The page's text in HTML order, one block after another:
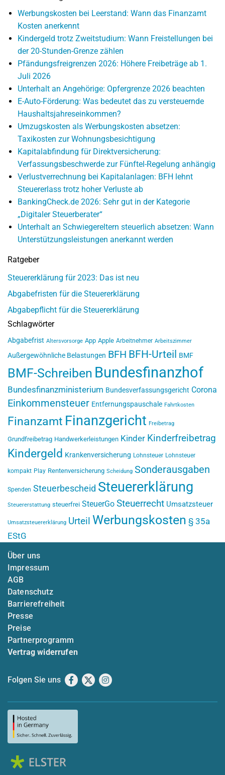
Werbungskosten bei Leerstand: Wann das Finanzamt
Kosten anerkennt
Kindergeld trotz Zweitstudium: Wann Freistellungen bei
der 20-Stunden-Grenze zählen
Pfändungsfreigrenzen 2026: Höhere Freibeträge ab 1.
Juli 2026
Unterhalt an Angehörige: Opfergrenze 2026 beachten
E-Auto-Förderung: Was bedeutet das zu versteuernde
Haushaltsjahreseinkommen?
Umzugskosten als Werbungskosten absetzen:
Taxikosten zur Wohnungsbesichtigung
Kapitalabfindung für Direktversicherung:
Verfassungsbeschwerde zur Fünftel-Regelung anhängig
Verlustverrechnung bei Kapitalanlagen: BFH lehnt
Steuererlass trotz hoher Verluste ab
BankingCheck.de 2026: Sehr gut in der Kategorie
„Digitaler Steuerberater“
Unterhalt an Schwiegereltern steuerlich absetzen: Wann
Unterstützungsleistungen anerkannt werden
Ratgeber
Steuererklärung für 2023: Das ist neu
Abgabefristen für die Steuererklärung
Abgabepflicht für die Steuererklärung
Schlagwörter
Abgabefrist Altersvorsorge App Apple Arbeitnehmer Arbeitszimmer
Außergewöhnliche Belastungen BFH BFH-Urteil BMF
BMF-Schreiben Bundesfinanzhof
Bundesfinanzministerium Bundesverfassungsgericht Corona
Einkommensteuer Entfernungspauschale Fahrtkosten
Finanzamt Finanzgericht Freibetrag
Grundfreibetrag Handwerkerleistungen Kinder Kinderfreibetrag
Kindergeld Krankenversicherung Lohnsteuer Lohnsteuer
kompakt Play Rentenversicherung Scheidung Sonderausgaben
Spenden Steuerbescheid Steuererklärung
Steuererstattung steuerfrei SteuerGo Steuerrecht Umsatzsteuer
Umsatzsteuererklärung Urteil Werbungskosten § 35a
EStG
Über uns
Impressum
AGB
Datenschutz
Barrierefreiheit
Presse
Preise
Partnerprogramm
Vertrag widerrufen
Folgen Sie uns Facebook
X Instagram